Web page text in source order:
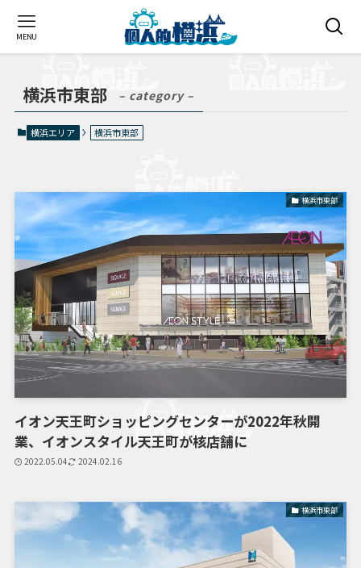
MENU
横浜市東部 – category –
横浜エリア 横浜市東部
横浜市東部
イオン天王町ショッピングセンターが2022年秋開
業、イオンスタイル天王町が核店舗に
2022.05.04 2024.02.16
横浜市東部